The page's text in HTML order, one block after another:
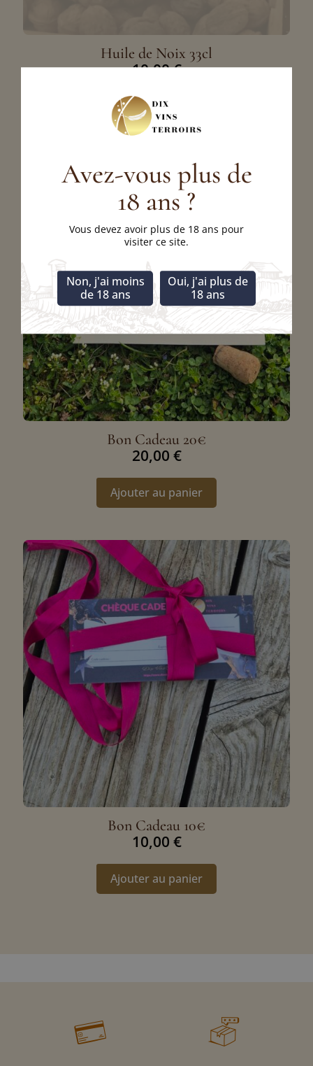
Huile de Noix 33cl
10,00€
Lire la suite
Bon Cadeau 20€
20,00 €
Ajouter au panier
Bon Cadeau 10€
10,00 €
Ajouter au panier
Avez-vous plus de
18 ans ?
Vous devez avoir plus de 18 ans pour
visiter ce site.
Non, j'ai moins
de 18 ans
Oui, j'ai plus de
18 ans